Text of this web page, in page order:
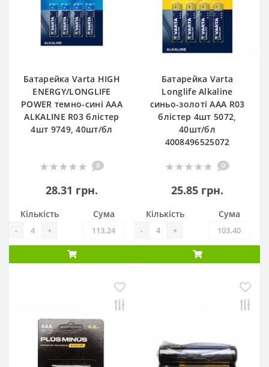
Батарейка Varta HIGH
ENERGY/LONGLIFE
POWER темно-сині AAA
ALKALINE R03 блістер
4шт 9749, 40шт/бл
0
28.31 грн.
Кількість
- +
Сума
Батарейка Varta
Longlife Alkaline
синьо-золоті ААА R03
блістер 4шт 5072,
40шт/бл
4008496525072
0
25.85 грн.
Кількість
- +
Сума